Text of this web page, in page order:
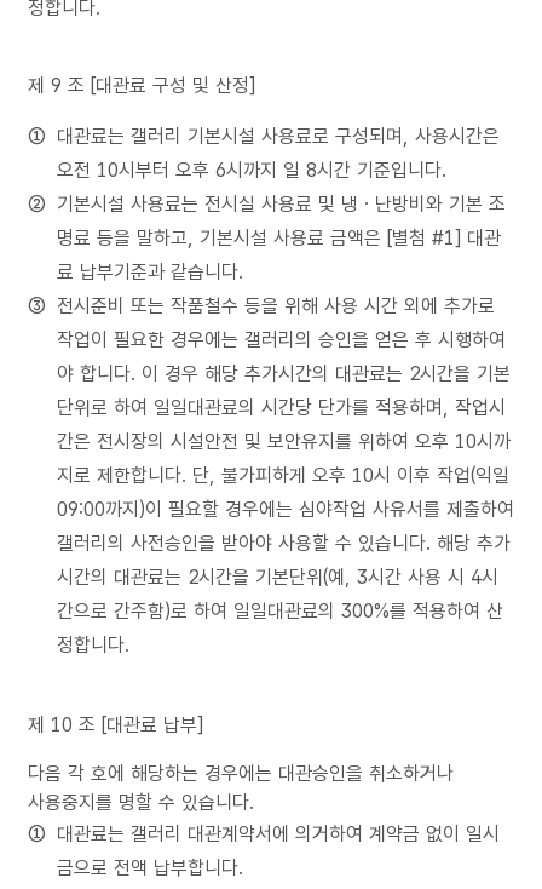
정합니다.
제 9 조 [대관료 구성 및 산정]
대관료는 갤러리 기본시설 사용료로 구성되며, 사용시간은
오전 10시부터 오후 6시까지 일 8시간 기준입니다.
기본시설 사용료는 전시실 사용료 및 냉ㆍ난방비와 기본 조
명료 등을 말하고, 기본시설 사용료 금액은 [별첨 #1] 대관
료 납부기준과 같습니다.
전시준비 또는 작품철수 등을 위해 사용 시간 외에 추가로
작업이 필요한 경우에는 갤러리의 승인을 얻은 후 시행하여
야 합니다. 이 경우 해당 추가시간의 대관료는 2시간을 기본
단위로 하여 일일대관료의 시간당 단가를 적용하며, 작업시
간은 전시장의 시설안전 및 보안유지를 위하여 오후 10시까
지로 제한합니다. 단, 불가피하게 오후 10시 이후 작업(익일
09:00까지)이 필요할 경우에는 심야작업 사유서를 제출하여
갤러리의 사전승인을 받아야 사용할 수 있습니다. 해당 추가
시간의 대관료는 2시간을 기본단위(예, 3시간 사용 시 4시
간으로 간주함)로 하여 일일대관료의 300%를 적용하여 산
정합니다.
제 10 조 [대관료 납부]
다음 각 호에 해당하는 경우에는 대관승인을 취소하거나
사용중지를 명할 수 있습니다.
대관료는 갤러리 대관계약서에 의거하여 계약금 없이 일시
금으로 전액 납부합니다.